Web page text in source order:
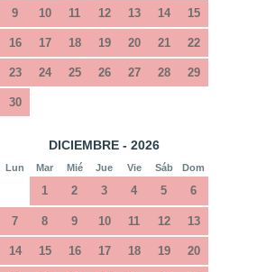
9 10 11 12 13 14 15
16 17 18 19 20 21 22
23 24 25 26 27 28 29
30
DICIEMBRE - 2026
Lun Mar Mié Jue Vie Sáb Dom
1 2 3 4 5 6
7 8 9 10 11 12 13
14 15 16 17 18 19 20